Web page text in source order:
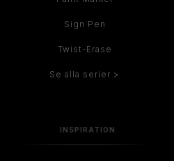
Sign Pen
Twist-Erase
Se alla serier >
INSPIRATION